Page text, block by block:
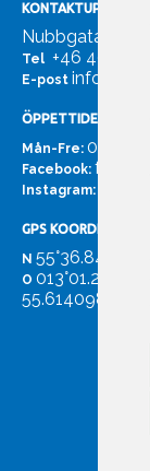
KONTAKTUPPGIFTER
Nubbgatan 7,
Tel +46
E-post
ÖPPETTIDER
Mån-Fre: 07:00 -
Facebook:
Instagram:
GPS KOORDINATER
N 55°36.847
O 013°01.255'
55.614098.